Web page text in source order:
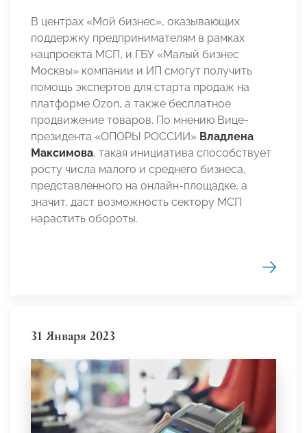
В центрах «Мой бизнес», оказывающих
поддержку предпринимателям в рамках
нацпроекта МСП, и ГБУ «Малый бизнес
Москвы» компании и ИП смогут получить
помощь экспертов для старта продаж на
платформе Ozon, а также бесплатное
продвижение товаров. По мнению Вице-
президента «ОПОРЫ РОССИИ» Владлена
Максимова, такая инициатива способствует
росту числа малого и среднего бизнеса,
представленного на онлайн-площадке, а
значит, даст возможность сектору МСП
нарастить обороты.
31 Января 2023